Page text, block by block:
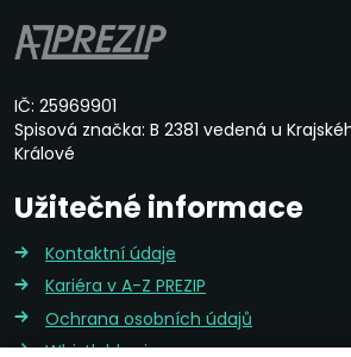
IČ: 25969901
Spisová značka: B 2381 vedená u
Králové
Užitečné informace
Kontaktní údaje
Kariéra v A-Z PREZIP
Ochrana osobních údajů
Whistleblowing